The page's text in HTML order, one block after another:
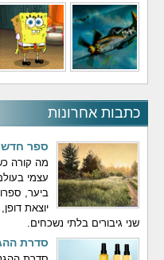
משחקי לילדים משחקי באבלס
כתבות אחרונות
ספר חדש:
מה קורה
עצמי
ביער,
יוצאת
שני גיבורים בלתי נשכחים.
סדרת